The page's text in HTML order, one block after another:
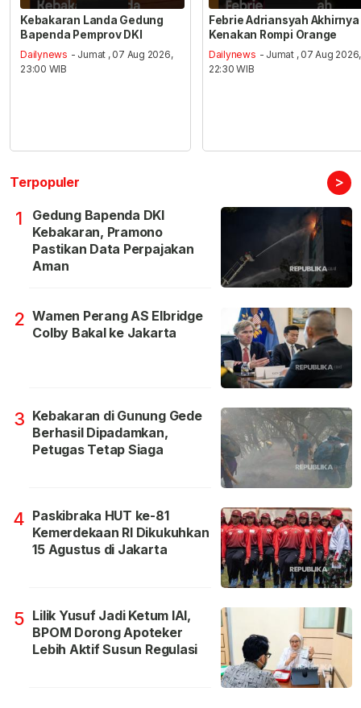
Kebakaran Landa Gedung
Bapenda Pemprov DKI
Dailynews - Jumat , 07 Aug 2026,
23:00 WIB
Febrie Adriansyah Akhirnya
Kenakan Rompi Orange
Dailynews - Jumat , 07 Aug 2026,
22:30 WIB
Terpopuler >
1
Gedung Bapenda DKI
Kebakaran, Pramono
Pastikan Data Perpajakan
Aman
2 Wamen Perang AS Elbridge
Colby Bakal ke Jakarta
3 Kebakaran di Gunung Gede
Berhasil Dipadamkan,
Petugas Tetap Siaga
4 Paskibraka HUT ke-81
Kemerdekaan RI Dikukuhkan
15 Agustus di Jakarta
5 Lilik Yusuf Jadi Ketum IAI,
BPOM Dorong Apoteker
Lebih Aktif Susun Regulasi